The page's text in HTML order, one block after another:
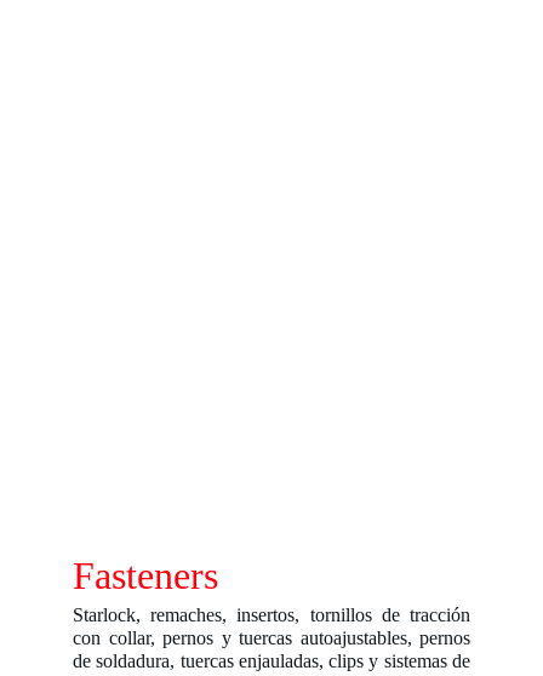
Fasteners
Starlock, remaches, insertos, tornillos de tracción
con collar, pernos y tuercas autoajustables, pernos
de soldadura, tuercas enjauladas, clips y sistemas de